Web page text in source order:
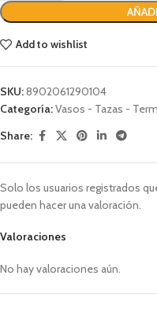
Add to wishlist
SKU:8902061290104
Categoría:Vasos - Tazas -
Share:
Valoraciones
No hay valoraciones aún.
Solo los usuarios registrados
pueden hacer una valoración.